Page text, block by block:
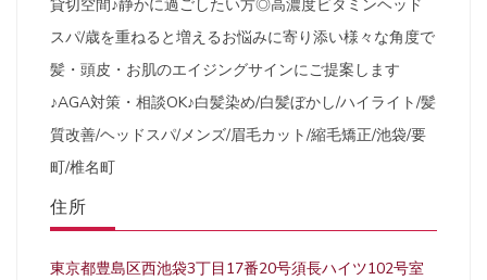
貸切空間♪静かに過ごしたい方◎高濃度ビタミンヘッド
スパ/歳を重ねると増えるお悩みに寄り添い様々な角度で
髪・頭皮・お肌のエイジングサインにご提案します
♪AGA対策・相談OK♪白髪染め/白髪ぼかし/ハイライト/髪
質改善/ヘッドスパ/メンズ/眉毛カット/縮毛矯正/池袋/要
町/椎名町
住所
東京都豊島区西池袋3丁目17番20号須長ハイツ102号室